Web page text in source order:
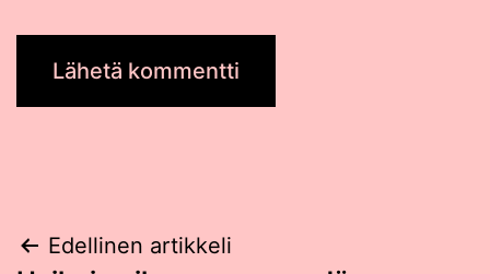
Post
Edellinen artikkeli